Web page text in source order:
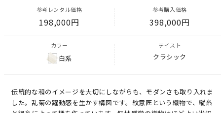
参考レンタル価格
198,000円
参考購入価格
398,000円
カラー
白系
テイスト
クラシック
伝統的な和のイメージを大切にしながらも、モダンさも取り入れま
した。乱菊の躍動感を生かす構図です。紋意匠という織物で、縦糸